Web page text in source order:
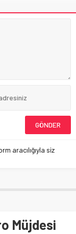
aracılığıyla siz
Müjdesi